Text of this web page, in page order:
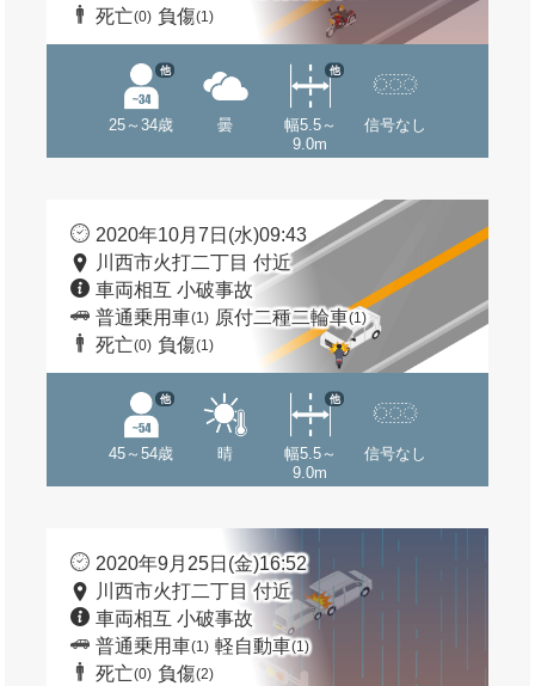
死亡(0) 負傷(1)
25～34歳
他
曇
幅5.5～
9.0m
他
信号なし
2020年10月7日(水)09:43
川西市火打二丁目 付近
車両相互 小破事故
普通乗用車(1) 原付二種二輪車(1)
死亡(0) 負傷(1)
45～54歳
他
晴
幅5.5～
9.0m
他
信号なし
2020年9月25日(金)16:52
川西市火打二丁目 付近
車両相互 小破事故
普通乗用車(1) 軽自動車(1)
死亡(0) 負傷(2)